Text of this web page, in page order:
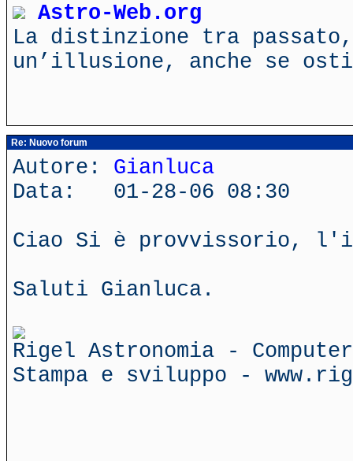
Astro-Web.org
La distinzione tra
un’illusione, anche se
Re: Nuovo forum
Autore: Gianluca
Data: 01-28-06 08:30
Ciao Si è provvissorio,
Saluti Gianluca.
Rigel Astronomia -
Stampa e sviluppo -